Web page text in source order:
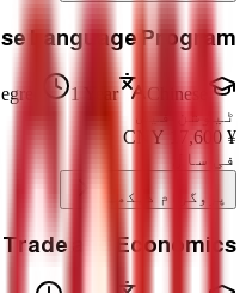
Language Program
1 Year
Chinese
ٹیوشن فیس
¥
17,600
CNY
فی سال
پروگرام دیکھیں
and Economics